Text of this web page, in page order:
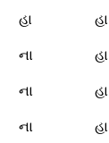
હા હા
ના હા
ના હા
ના હા